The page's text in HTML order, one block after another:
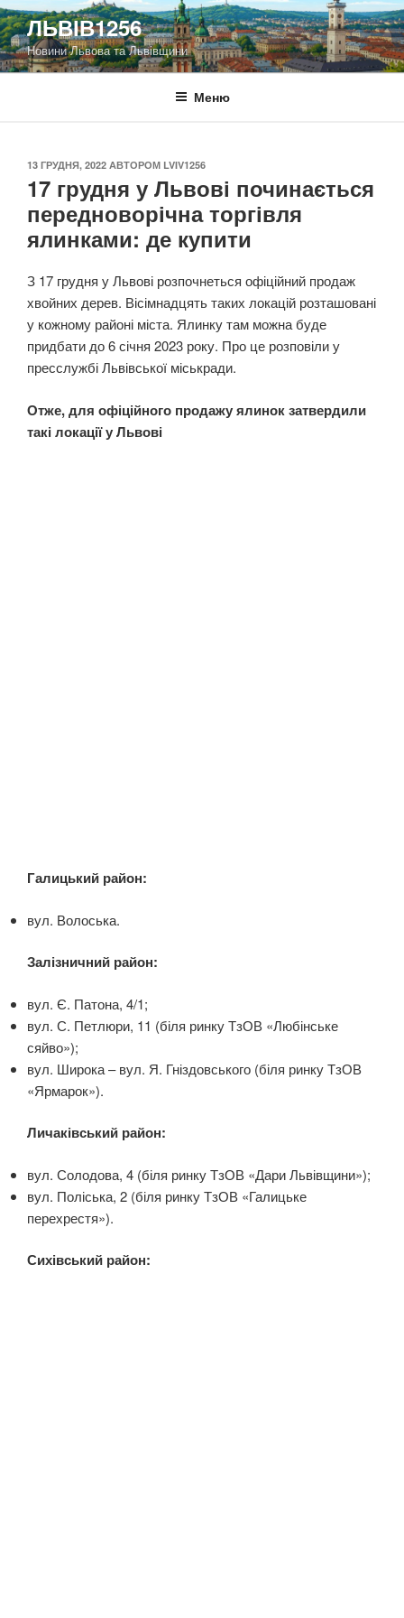
Перейти
до
вмісту
ЛЬВІВ1256
Новини Львова та Львівщини
Меню
ОПУБЛІКОВАНО
13 ГРУДНЯ, 2022 АВТОРОМ LVIV1256
17 грудня у Львові починається
передноворічна торгівля
ялинками: де купити
З 17 грудня у Львові розпочнеться офіційний продаж
хвойних дерев. Вісімнадцять таких локацій розташовані
у кожному районі міста. Ялинку там можна буде
придбати до 6 січня 2023 року. Про це розповіли у
пресслужбі Львівської міськради.
Отже, для офіційного продажу ялинок затвердили
такі локації у Львові
Галицький район:
вул. Волоська.
Залізничний район:
вул. Є. Патона, 4/1;
вул. С. Петлюри, 11 (біля ринку ТзОВ «Любінське
сяйво»);
вул. Широка – вул. Я. Гніздовського (біля ринку ТзОВ
«Ярмарок»).
Личаківський район:
вул. Солодова, 4 (біля ринку ТзОВ «Дари Львівщини»);
вул. Поліська, 2 (біля ринку ТзОВ «Галицьке
перехрестя»).
Сихівський район: